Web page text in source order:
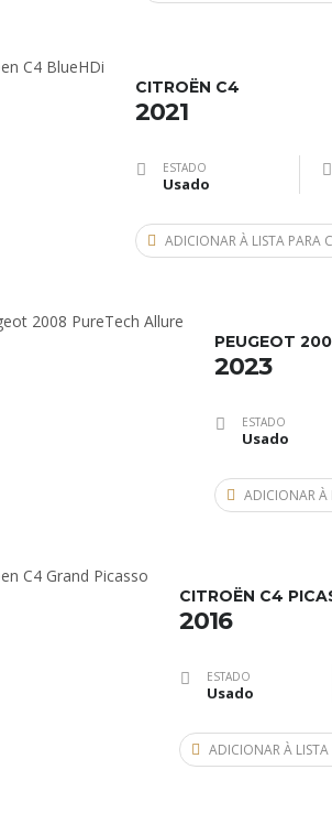
CITROËN C4
2021
ESTADO
Usado
ADICIONAR À LISTA PARA
PEUGEOT
2023
ESTADO
Usado
ADICIONAR À
CITROËN C4
2016
ESTADO
Usado
ADICIONAR À